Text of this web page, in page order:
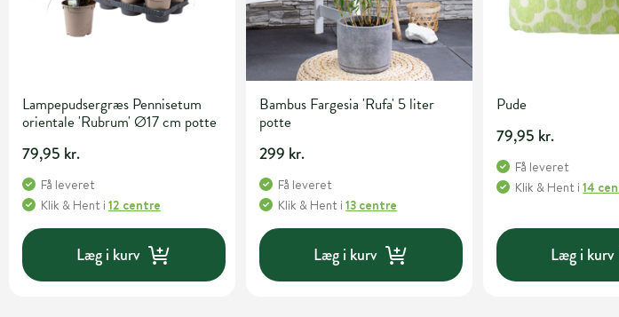
Lampepudsergræs Pennisetum
orientale 'Rubrum' Ø17 cm potte
79,95 kr.
Få leveret
Klik & Hent i 12 centre
Læg i kurv
Bambus Fargesia 'Rufa' 5 liter
potte
299 kr.
Få leveret
Klik & Hent i13 centre
Læg i kurv
Pude
79,95 kr.
Få leveret
Klik & Hent i14
Læg i kurv